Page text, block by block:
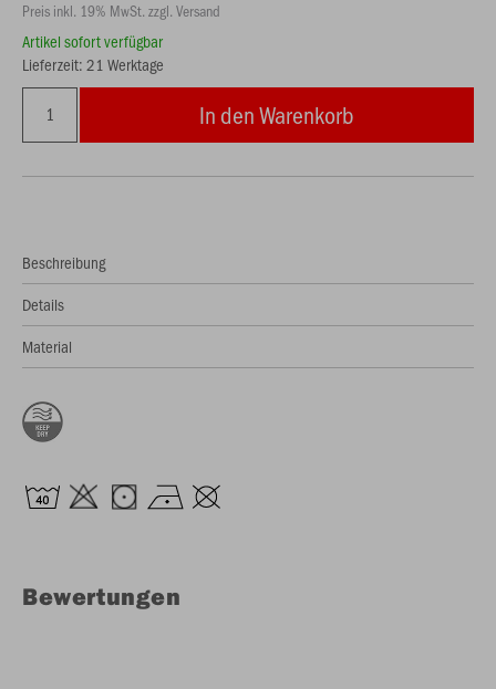
Preis inkl. 19% MwSt. zzgl. Versand
Artikel sofort verfügbar
Lieferzeit: 21 Werktage
In den Warenkorb
Beschreibung
Details
Material
Bewertungen